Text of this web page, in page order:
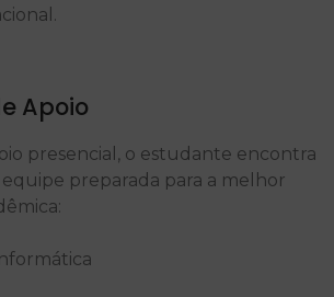
Apoio
presencial, o estudante encontra
preparada para a melhor